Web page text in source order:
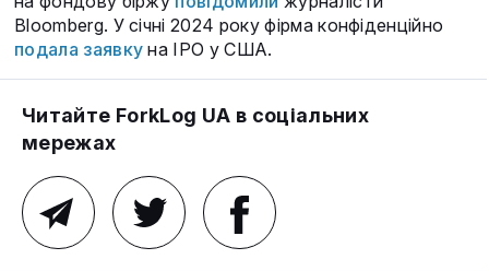
Bloomberg. У січні 2024 року фірма конфіденційно
подала заявку на IPO у США.
Читайте ForkLog UA в соціальних
мережах